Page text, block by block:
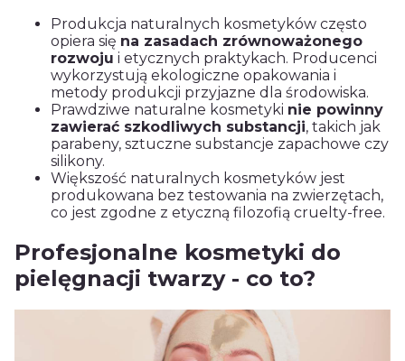
Produkcja naturalnych kosmetyków często
opiera się na zasadach zrównoważonego
rozwoju i etycznych praktykach. Producenci
wykorzystują ekologiczne opakowania i
metody produkcji przyjazne dla środowiska.
Prawdziwe naturalne kosmetyki nie powinny
zawierać szkodliwych substancji, takich jak
parabeny, sztuczne substancje zapachowe czy
silikony.
Większość naturalnych kosmetyków jest
produkowana bez testowania na zwierzętach,
co jest zgodne z etyczną filozofią cruelty-free.
Profesjonalne kosmetyki do
pielęgnacji twarzy - co to?